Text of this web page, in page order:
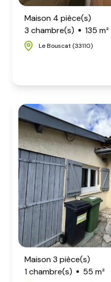
Maison 4 pièce(s)
3 chambre(s)
135 m²
Le Bouscat (33110)
Maison 3 pièce(s)
1 chambre(s)
55 m²